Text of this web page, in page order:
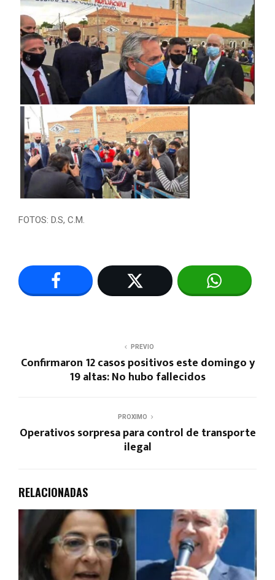
FOTOS: D.S, C.M.
PREVIO
Confirmaron 12 casos positivos este domingo y
19 altas: No hubo fallecidos
PROXIMO
Operativos sorpresa para control de transporte
ilegal
RELACIONADAS